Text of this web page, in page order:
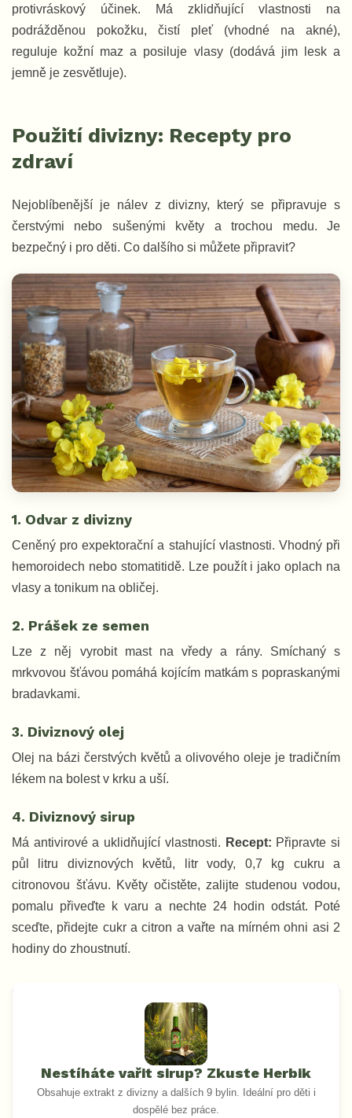
protivráskový účinek. Má zklidňující vlastnosti na
podrážděnou pokožku, čistí pleť (vhodné na akné),
reguluje kožní maz a posiluje vlasy (dodává jim lesk a
jemně je zesvětluje).
Použití divizny: Recepty pro
zdraví
Nejoblíbenější je nálev z divizny, který se připravuje s
čerstvými nebo sušenými květy a trochou medu. Je
bezpečný i pro děti. Co dalšího si můžete připravit?
1. Odvar z divizny
Ceněný pro expektorační a stahující vlastnosti. Vhodný při
hemoroidech nebo stomatitidě. Lze použít i jako oplach na
vlasy a tonikum na obličej.
2. Prášek ze semen
Lze z něj vyrobit mast na vředy a rány. Smíchaný s
mrkvovou šťávou pomáhá kojícím matkám s popraskanými
bradavkami.
3. Diviznový olej
Olej na bázi čerstvých květů a olivového oleje je tradičním
lékem na bolest v krku a uší.
4. Diviznový sirup
Má antivirové a uklidňující vlastnosti. Recept: Připravte si
půl litru diviznových květů, litr vody, 0,7 kg cukru a
citronovou šťávu. Květy očistěte, zalijte studenou vodou,
pomalu přiveďte k varu a nechte 24 hodin odstát. Poté
sceďte, přidejte cukr a citron a vařte na mírném ohni asi 2
hodiny do zhoustnutí.
Nestíháte vařit sirup? Zkuste Herbik
Obsahuje extrakt z divizny a dalších 9 bylin. Ideální pro děti i
dospělé bez práce.